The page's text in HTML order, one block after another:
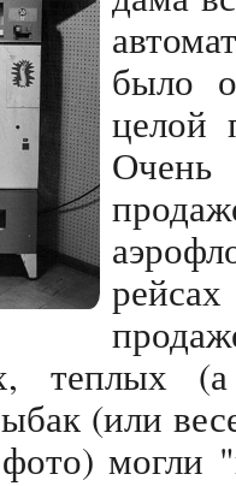
было
целой
Очень
теплых
(или
могли